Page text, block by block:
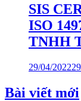
SIS
ISO
TNHH
29/04/2022
Bài viết mới